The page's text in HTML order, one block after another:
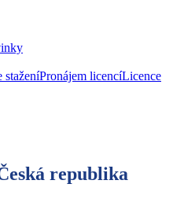
staženíPronájem licencíLicence
republika